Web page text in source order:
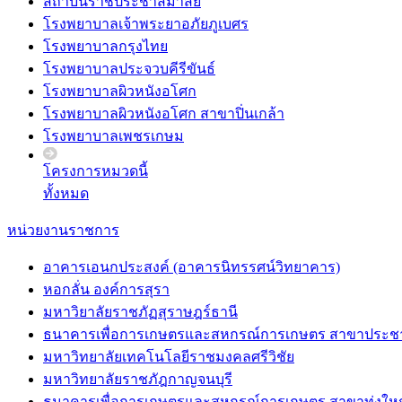
โรงพยาบาลเจ้าพระยาอภัยภูเบศร
โรงพยาบาลกรุงไทย
โรงพยาบาลประจวบคีรีขันธ์
โรงพยาบาลผิวหนังอโศก
โรงพยาบาลผิวหนังอโศก สาขาปิ่นเกล้า
โรงพยาบาลเพชรเกษม
โครงการหมวดนี้
ทั้งหมด
หน่วยงานราชการ
อาคารเอนกประสงค์ (อาคารนิทรรศน์วิทยาคาร)
หอกลั่น องค์การสุรา
มหาวิยาลัยราชภัฏสุราษฎร์ธานี
ธนาคารเพื่อการเกษตรและสหกรณ์การเกษตร สาขาประ
มหาวิทยาลัยเทคโนโลยีราชมงคลศรีวิชัย
มหาวิทยาลัยราชภัฎกาญจนบุรี